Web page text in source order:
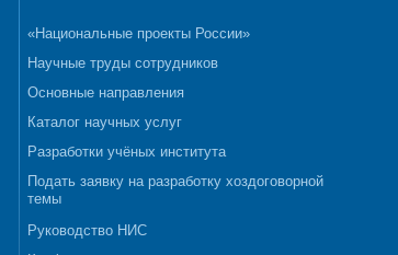
«Национальные проекты России»
Научные труды сотрудников
Основные направления
Каталог научных услуг
Разработки учёных института
Подать заявку на разработку хоздоговорной
темы
Руководство НИС